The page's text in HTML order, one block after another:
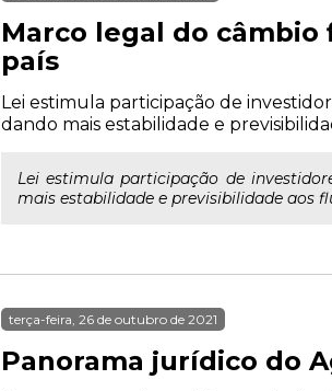
Marco legal do
país
Lei estimula participação de
dando mais estabilidade e
Lei estimula participação de
mais estabilidade e previsibilidade aos
terça-feira, 26 de outubro de 2021
Panorama jurídico do